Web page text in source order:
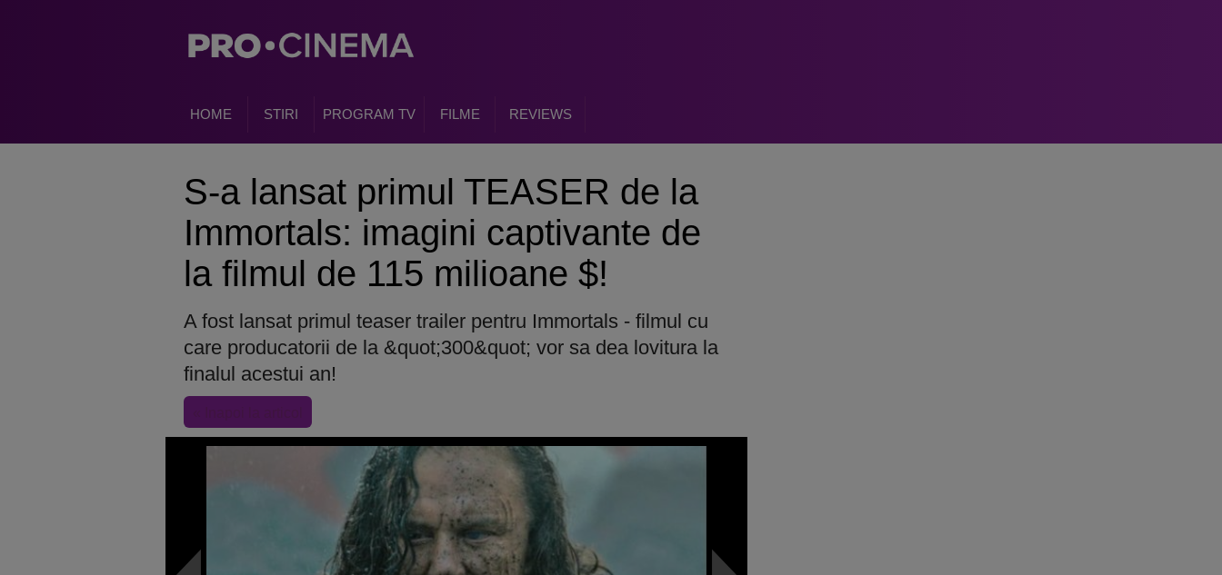
HOME STIRI PROGRAM TV FILME REVIEWS
S-a lansat primul TEASER de la
Immortals: imagini captivante de
la filmul de 115 milioane $!
A fost lansat primul teaser trailer pentru Immortals - filmul cu
care producatorii de la &quot;300&quot; vor sa dea lovitura la
finalul acestui an!